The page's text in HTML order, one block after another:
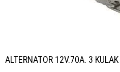
ALTERNATOR 12V.70A. 3